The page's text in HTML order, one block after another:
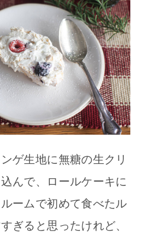
ゲ生地に無糖の生クリ
んで、ロールケーキに
ームで初めて食べたル
ぎると思ったけれど、